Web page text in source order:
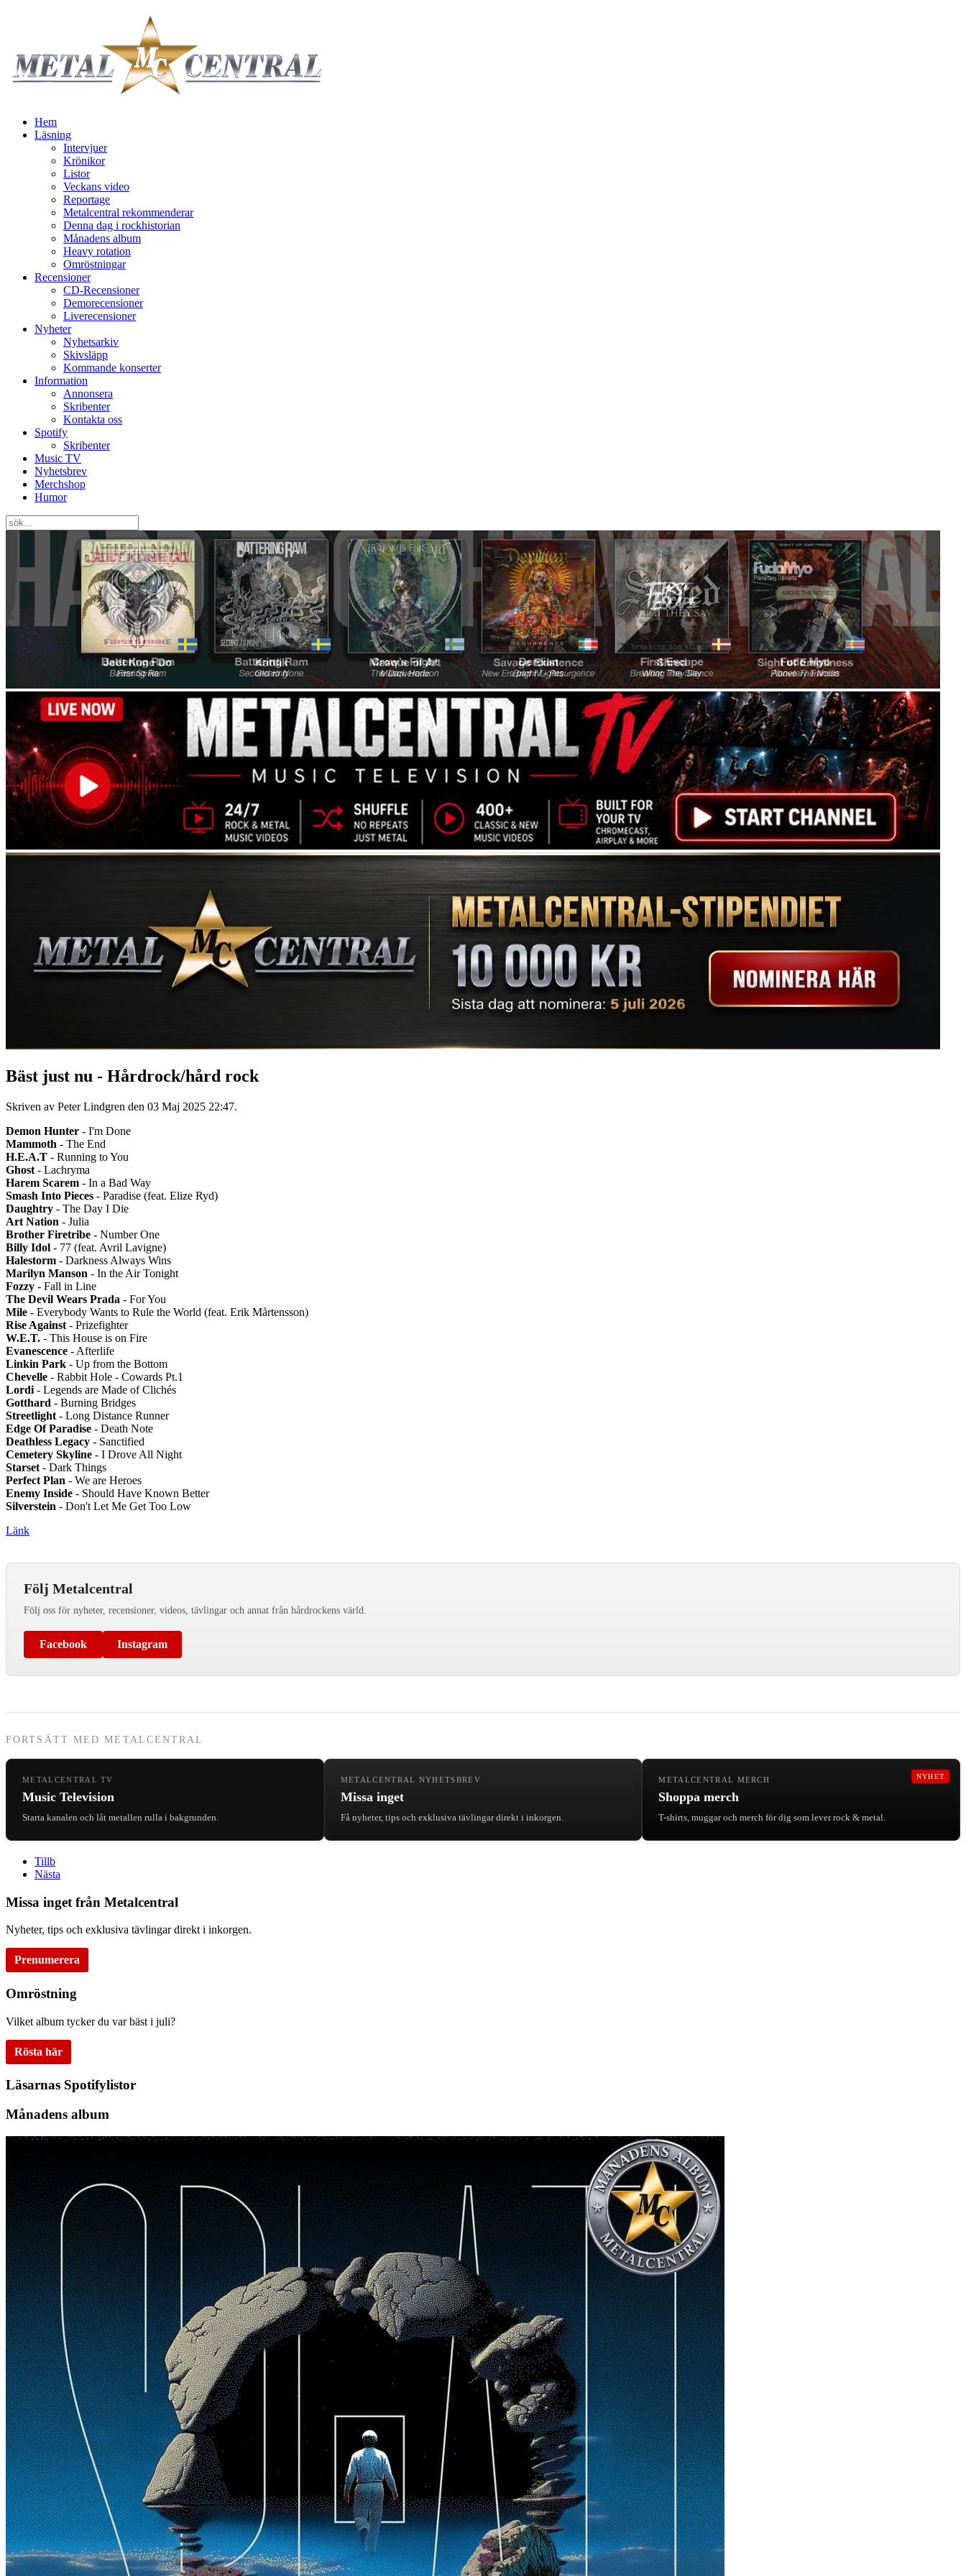
Hem
Läsning
Intervjuer
Krönikor
Listor
Veckans video
Reportage
Metalcentral rekommenderar
Denna dag i rockhistorian
Månadens album
Heavy rotation
Omröstningar
Recensioner
CD-Recensioner
Demorecensioner
Liverecensioner
Nyheter
Nyhetsarkiv
Skivsläpp
Kommande konserter
Information
Annonsera
Skribenter
Kontakta oss
Spotify
Skribenter
Music TV
Nyhetsbrev
Merchshop
Humor
Bäst just nu - Hårdrock/hård rock
Skriven av Peter Lindgren den 03 Maj 2025 22:47.
Demon Hunter - I'm Done
Mammoth - The End
H.E.A.T - Running to You
Ghost - Lachryma
Harem Scarem - In a Bad Way
Smash Into Pieces - Paradise (feat. Elize Ryd)
Daughtry - The Day I Die
Art Nation - Julia
Brother Firetribe - Number One
Billy Idol - 77 (feat. Avril Lavigne)
Halestorm - Darkness Always Wins
Marilyn Manson - In the Air Tonight
Fozzy - Fall in Line
The Devil Wears Prada - For You
Mile - Everybody Wants to Rule the World (feat. Erik Mårtensson)
Rise Against - Prizefighter
W.E.T. - This House is on Fire
Evanescence - Afterlife
Linkin Park - Up from the Bottom
Chevelle - Rabbit Hole - Cowards Pt.1
Lordi - Legends are Made of Clichés
Gotthard - Burning Bridges
Streetlight - Long Distance Runner
Edge Of Paradise - Death Note
Deathless Legacy - Sanctified
Cemetery Skyline - I Drove All Night
Starset - Dark Things
Perfect Plan - We are Heroes
Enemy Inside - Should Have Known Better
Silverstein - Don't Let Me Get Too Low
Länk
Följ Metalcentral
Följ oss för nyheter, recensioner, videos, tävlingar och annat från hårdrockens värld.
Facebook Instagram
FORTSÄTT MED METALCENTRAL
METALCENTRAL TV
Music Television
Starta kanalen och låt metallen rulla i bakgrunden.
METALCENTRAL NYHETSBREV
Missa inget
Få nyheter, tips och exklusiva tävlingar direkt i inkorgen.
NYHET
METALCENTRAL MERCH
Shoppa merch
T-shirts, muggar och merch för dig som lever rock & metal.
Tillb
Nästa
Missa inget från Metalcentral
Nyheter, tips och exklusiva tävlingar direkt i inkorgen.
Prenumerera
Omröstning
Vilket album tycker du var bäst i juli?
Rösta här
Läsarnas Spotifylistor
Månadens album